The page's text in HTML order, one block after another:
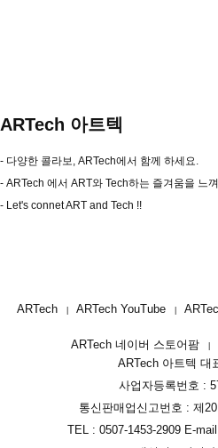
ARTech 아트텍
- 다양한 콜라보, ARTech에서 함께 하세요.
- ARTech 에서 ART와 Tech하는 즐겨움을 느껴
- Let's connet ART and Tech !!
ARTech ARTech YouTube
ARTech 네이버 스토어팜
ARTech 아트텍 대
사업자등록번호 :
통신판매업신고번호 : 제
TEL : 0507-1453-2909 E-